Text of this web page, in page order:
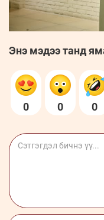
Энэ мэдээ танд
0 0 0